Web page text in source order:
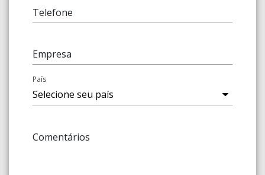
Telefone
Empresa
País
Comentários